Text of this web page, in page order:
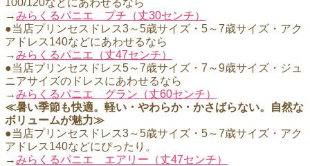
100/120などにあわせるなら
→みらくるパニエ プチ（丈30センチ）
●当店プリンセスドレス3～5歳サイズ・5～7歳サイズ・アク
アドレス140などにあわせるなら
→みらくるパニエ（丈47センチ）
●当店プリンセスドレス5～7歳サイズ・7～9歳サイズ・ジュ
ニアサイズのドレスにあわせるなら
→みらくるパニエ グラン（丈60センチ）
≪暑い季節も快適。軽い・やわらか・かさばらない。自然な
ボリュームが魅力≫
●当店プリンセスドレス3～5歳サイズ・5～7歳サイズ・アク
アドレス140などにぴったり。
→みらくるパニエ エアリー（丈47センチ）